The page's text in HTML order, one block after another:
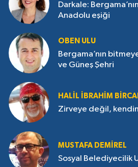
Darkale:
Anadolu eşiği
OBEN ULU
Bergama’nın
ve Güneş Şehri
HALIL İBRAHIM
Zirveye değil,
MUSTAFA DEMIREL
Sosyal Belediyecilik